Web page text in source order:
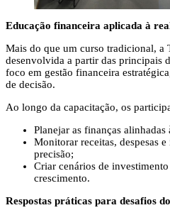
Educação financeira aplicada à
Mais do que um curso tradicional, a
desenvolvida a partir das principais
foco em gestão financeira
de decisão.
Ao longo da capacitação, os
Planejar as finanças alinhadas
Monitorar receitas, despesas
precisão;
Criar cenários de
crescimento.
Respostas práticas para desafios